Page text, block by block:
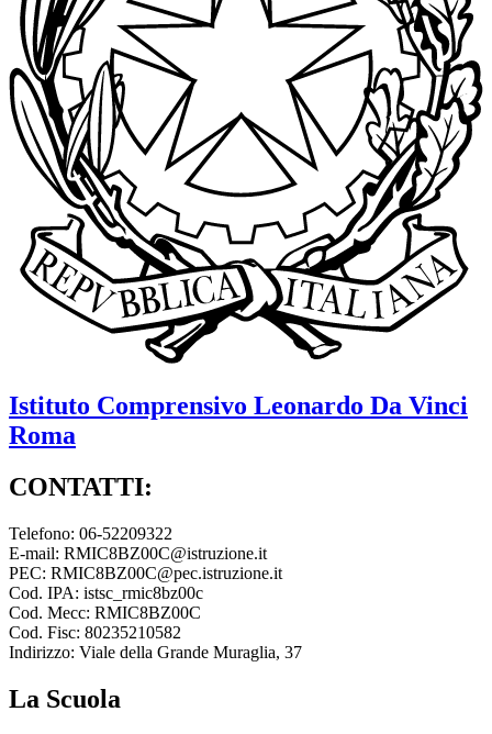
Istituto Comprensivo Leonardo Da Vinci
Roma
CONTATTI:
Telefono: 06-52209322
E-mail: RMIC8BZ00C@istruzione.it
PEC: RMIC8BZ00C@pec.istruzione.it
Cod. IPA: istsc_rmic8bz00c
Cod. Mecc: RMIC8BZ00C
Cod. Fisc: 80235210582
Indirizzo: Viale della Grande Muraglia, 37
La Scuola